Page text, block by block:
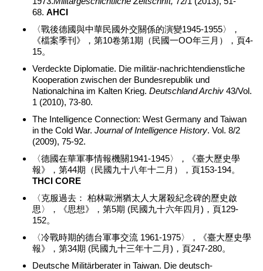
68. AHCI
〈戰後德國與中華民國外交關係的演變1945-1955〉，
《檔案季刊》，第10卷第1期（民國一OO年三月），頁4-
15。
Verdeckte Diplomatie. Die militär-nachrichtendienstliche
Kooperation zwischen der Bundesrepublik und
Nationalchina im Kalten Krieg. Deutschland Archiv43/Vol.
1 (2010), 73-80.
The Intelligence Connection: West Germany and Taiwan
in the Cold War. Journal of Intelligence History. Vol. 8/2
(2009), 75-92.
〈德國在華軍事情報機關1941-1945〉，《臺大歷史學
報》，第44期（民國九十八年十二月），頁153-194。
THCI CORE
〈克服過去： 柏林歐洲猶太人大屠殺紀念碑的歷史啟
思〉，《思想》，第5期 (民國九十六年四月)，頁129-
152。
〈冷戰時期的德台軍事交流 1961-1975〉，《臺大歷史學
報》，第34期 (民國九十三年十二月)，頁247-280。
Deutsche Militärberater in Taiwan. Die deutsch-